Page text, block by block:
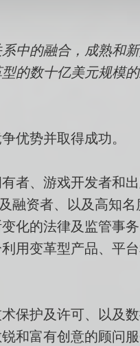
中的融合，成熟和
的数十亿美元规模
优势并取得成功。
者、游戏开发者和出
资者、以及高知名
化的法律及监管事
用变革型产品、平
保护及许可、以及
和富有创意的顾问